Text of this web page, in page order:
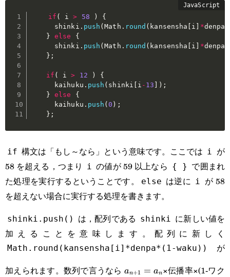
if ( i > 58 )
{
      shinki
. push (Math . round ( kansensha i *denpa
}
else
{
      shinki
. push (Math . round ( kansensha i *denpa
} ;
if ( i > 12 )
{
      kaihuku
. push ( shinki i - 13 ) ;
}
else
{
      kaihuku
. push (0 ) ;
} ;
if 構文は「もし～なら」という意味です。ここでは i
が
58 を超える，つまり
i の値が 59 以上なら { } で囲まれ
た処理を実行するということです。
else は逆に i
が 58
を超えない場合に実行する処理を書きます。
shinki.push() は，配列である shinki
に新しい値を
加えることを意味します。配列に新しく
Math.round(kansensha[i]*denpa*(1-waku))
が
加えられます。数列で言うなら
a_{n+1}=a_n
an+1 = an×伝播率×(1-ワク